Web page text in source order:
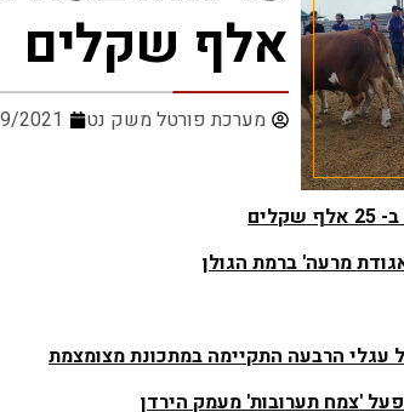
אלף שקלים
מערכת פורטל משק נט 2021
מרעה' ברמת הגולן
הרבעה התקיימה במתכונת מצומצמת
'צמח תערובות' מעמק הירדן